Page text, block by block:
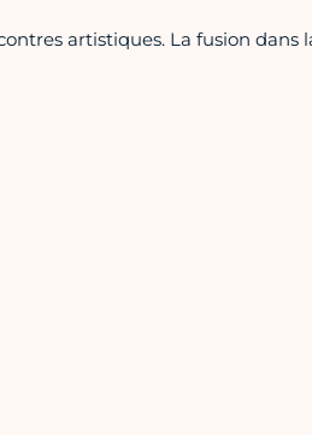
artistiques. La fusion dans